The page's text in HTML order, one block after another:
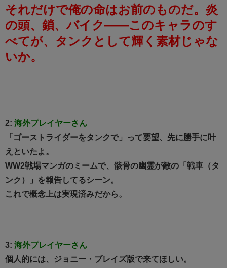
それだけで俺の命はお前のものだ。 炎
の頭、鎖、バイク——このキャラのす
べてが、タンクとして輝く素材じゃな
いか。
2: 海外プレイヤーさん
「ゴーストライダーをタンクで」って要望、先に勝手に叶
えといたよ。
WW2戦場マンガのミームで、骸骨の幽霊が敵の「戦車（タ
ンク）」を報告してるシーン。
これで概念上は実現済みだから。
3: 海外プレイヤーさん
個人的には、ジョニー・ブレイズ版で来てほしい。